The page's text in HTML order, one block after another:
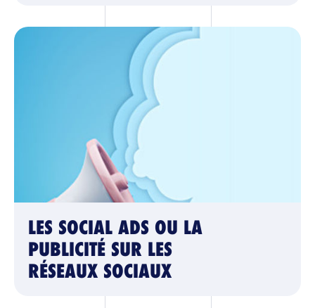
LES SOCIAL ADS OU LA
PUBLICITÉ SUR LES
RÉSEAUX SOCIAUX
SOLUTIONS
BLOG
RÉFÉRENCES
CONTACT